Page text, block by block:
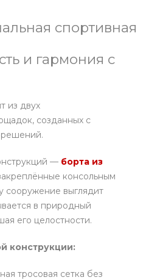
спортивная
и гармония с
из двух
созданных с
— борта из
консольным
сооружение выглядит
в природный
его целостности.
конструкции:
тросовая сетка без